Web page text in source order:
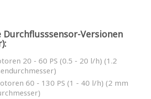
Versionen
20 - 60 PS (0.5 - 20 l/h) (1.2
60 - 130 PS (1 - 40 l/h) (2 mm